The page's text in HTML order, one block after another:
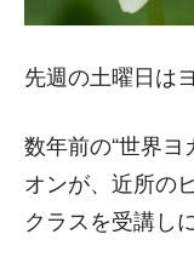
先週の土曜日は
数年前の“世界
オンが、近所の
クラスを受講し